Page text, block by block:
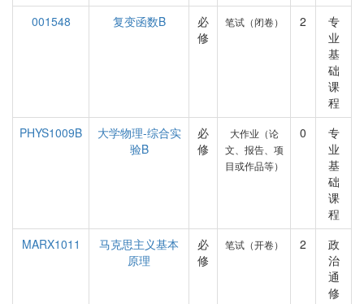
001548
复变函数B
必
修
笔试（闭卷） 2
专
业
基
础
课
程
PHYS1009B
大学物理-综合实
验B
必
修
大作业（论
文、报告、项
目或作品等）
0
专
业
基
础
课
程
MARX1011
马克思主义基本
原理
必
修
笔试（开卷） 2
政
治
通
修